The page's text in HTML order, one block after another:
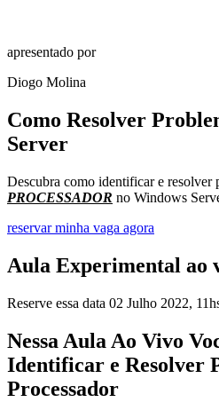
apresentado por
Diogo Molina
Como Resolver
Server
Descubra como identificar e resolver
PROCESSADOR no Windows
reservar minha vaga agora
Aula Experimental ao
Reserve essa data 02 Julho 2022,
Nessa Aula Ao Vivo
Identificar e Resolver
Processador